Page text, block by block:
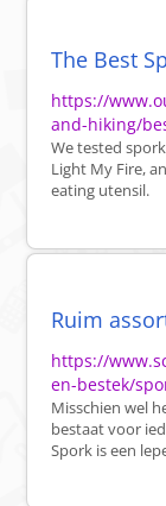
The Best
https://
and-hiking/
We tested
Light My Fire,
eating utensil.
Ruim
https://
en-bestek/
Misschien wel
bestaat voor
Spork is een